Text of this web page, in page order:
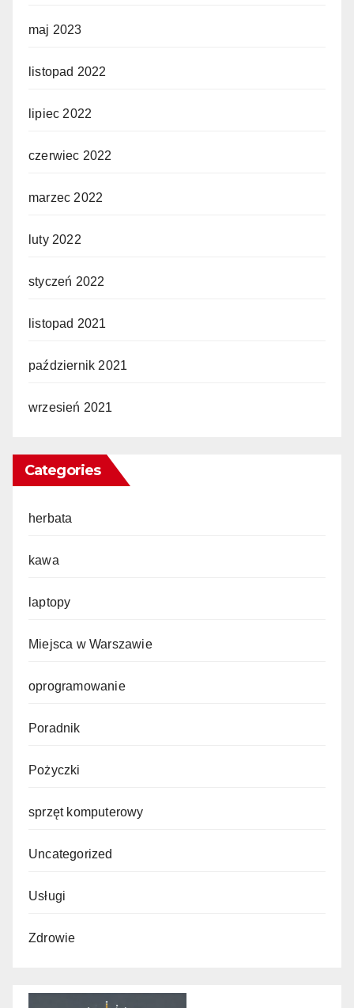
maj 2023
listopad 2022
lipiec 2022
czerwiec 2022
marzec 2022
luty 2022
styczeń 2022
listopad 2021
październik 2021
wrzesień 2021
Categories
herbata
kawa
laptopy
Miejsca w Warszawie
oprogramowanie
Poradnik
Pożyczki
sprzęt komputerowy
Uncategorized
Usługi
Zdrowie